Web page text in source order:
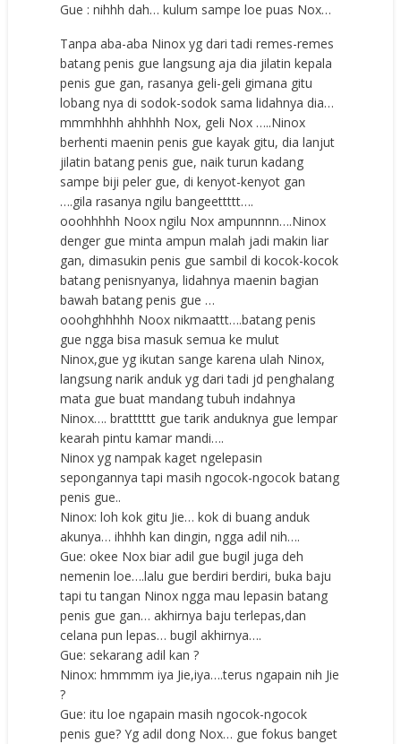
Gue : nihhh dah… kulum sampe loe puas Nox…
Tanpa aba-aba Ninox yg dari tadi remes-remes
batang penis gue langsung aja dia jilatin kepala
penis gue gan, rasanya geli-geli gimana gitu
lobang nya di sodok-sodok sama lidahnya dia…
mmmhhhh ahhhhh Nox, geli Nox …..Ninox
berhenti maenin penis gue kayak gitu, dia lanjut
jilatin batang penis gue, naik turun kadang
sampe biji peler gue, di kenyot-kenyot gan
….gila rasanya ngilu bangeettttt….
ooohhhhh Noox ngilu Nox ampunnnn….Ninox
denger gue minta ampun malah jadi makin liar
gan, dimasukin penis gue sambil di kocok-kocok
batang penisnyanya, lidahnya maenin bagian
bawah batang penis gue …
ooohghhhhh Noox nikmaattt….batang penis
gue ngga bisa masuk semua ke mulut
Ninox,gue yg ikutan sange karena ulah Ninox,
langsung narik anduk yg dari tadi jd penghalang
mata gue buat mandang tubuh indahnya
Ninox…. bratttttt gue tarik anduknya gue lempar
kearah pintu kamar mandi….
Ninox yg nampak kaget ngelepasin
sepongannya tapi masih ngocok-ngocok batang
penis gue..
Ninox: loh kok gitu Jie… kok di buang anduk
akunya… ihhhh kan dingin, ngga adil nih….
Gue: okee Nox biar adil gue bugil juga deh
nemenin loe….lalu gue berdiri berdiri, buka baju
tapi tu tangan Ninox ngga mau lepasin batang
penis gue gan… akhirnya baju terlepas,dan
celana pun lepas… bugil akhirnya….
Gue: sekarang adil kan ?
Ninox: hmmmm iya Jie,iya….terus ngapain nih Jie
?
Gue: itu loe ngapain masih ngocok-ngocok
penis gue? Yg adil dong Nox… gue fokus banget